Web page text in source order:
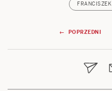
FRANCISZEK
Nawigacja
wpisu
← POPRZEDNI